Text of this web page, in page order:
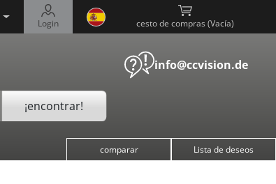
Login cesto de compras ( )
info@ccvision.de
¡encontrar!
comparar Lista de deseos